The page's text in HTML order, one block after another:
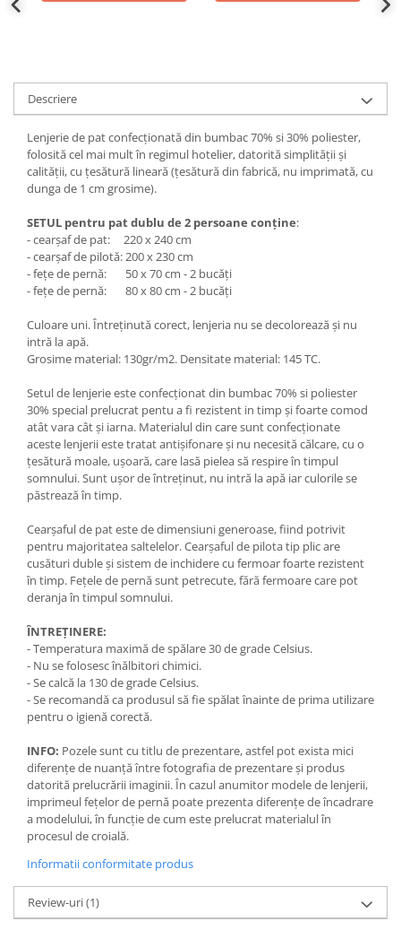
Descriere
Lenjerie de pat confecționată din bumbac 70% si 30% poliester,
folosită cel mai mult în regimul hotelier, datorită simplității și
calității, cu țesătură lineară (țesătură din fabrică, nu imprimată, cu
dunga de 1 cm grosime).
SETUL pentru pat dublu de 2 persoane conține:
- cearșaf de pat: 220 x 240 cm
- cearșaf de pilotă: 200 x 230 cm
- fețe de pernă: 50 x 70 cm - 2 bucăți
- fețe de pernă: 80 x 80 cm - 2 bucăți
Culoare uni. Întreținută corect, lenjeria nu se decolorează și nu
intră la apă.
Grosime material: 130gr/m2. Densitate material: 145 TC.
Setul de lenjerie este confecționat din bumbac 70% si poliester
30% special prelucrat pentu a fi rezistent in timp și foarte comod
atât vara cât și iarna. Materialul din care sunt confecționate
aceste lenjerii este tratat antișifonare și nu necesită călcare, cu o
țesătură moale, ușoară, care lasă pielea să respire în timpul
somnului. Sunt ușor de întreținut, nu intră la apă iar culorile se
păstrează în timp.
Cearșaful de pat este de dimensiuni generoase, fiind potrivit
pentru majoritatea saltelelor. Cearșaful de pilota tip plic are
cusături duble și sistem de inchidere cu fermoar foarte rezistent
în timp. Fețele de pernă sunt petrecute, fără fermoare care pot
deranja în timpul somnului.
ÎNTREȚINERE:
- Temperatura maximă de spălare 30 de grade Celsius.
- Nu se folosesc înălbitori chimici.
- Se calcă la 130 de grade Celsius.
- Se recomandă ca produsul să fie spălat înainte de prima utilizare
pentru o igienă corectă.
INFO: Pozele sunt cu titlu de prezentare, astfel pot exista mici
diferențe de nuanță între fotografia de prezentare și produs
datorită prelucrării imaginii. În cazul anumitor modele de lenjerii,
imprimeul fețelor de pernă poate prezenta diferențe de încadrare
a modelului, în funcție de cum este prelucrat materialul în
procesul de croială.
Informatii conformitate produs
Review-uri(1)